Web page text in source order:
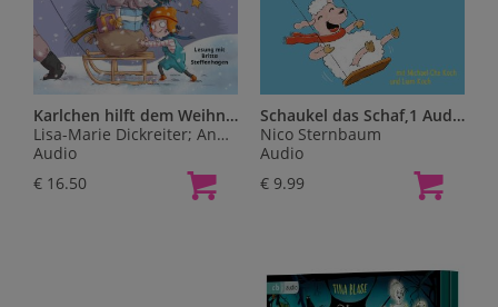
Karlchen hilft dem Weihnachtsmann, ob er will oder nicht,4 Audio-CD
Lisa-Marie Dickreiter; Andreas Götz
Audio
€ 16.50
Schaukel das Schaf,1 Audio-CD
Nico Sternbaum
Audio
€ 9.99